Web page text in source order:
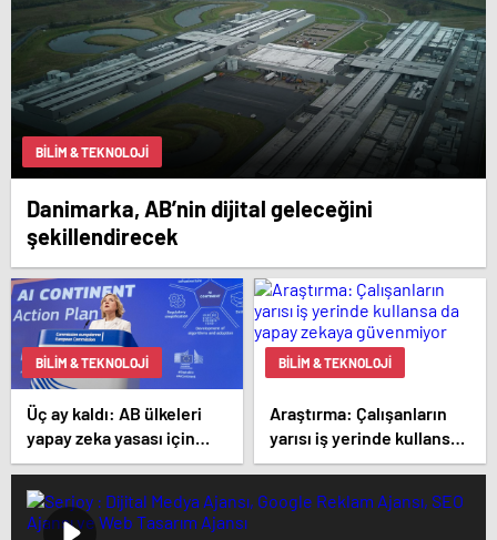
BILIM & TEKNOLOJI
Danimarka, AB’nin dijital geleceğini
şekillendirecek
BILIM & TEKNOLOJI
Üç ay kaldı: AB ülkeleri
yapay zeka yasası için
hazır değil
BILIM & TEKNOLOJI
Araştırma: Çalışanların
yarısı iş yerinde kullansa
da yapay zekaya